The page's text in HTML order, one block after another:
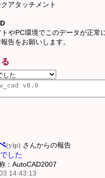
アタッチメント
やPC環境でこのデータが正常
告をお願いします。
(yip) さんからの報告
した
：AutoCAD2007
14:43:13